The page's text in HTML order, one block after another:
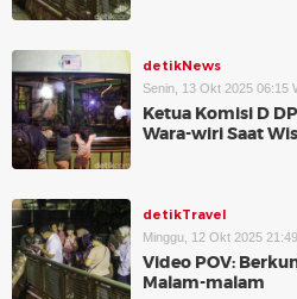
detikNews
Senin, 13 Okt 2025 06:15
Ketua Komisi D
Wara-wiri Saat
detikTravel
Minggu, 12 Okt 2025
Video POV:
Malam-malam